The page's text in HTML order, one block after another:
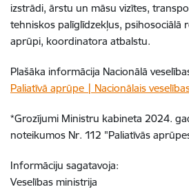
izstrādi, ārstu un māsu vizītes,
tehniskos palīglīdzekļus, psihosociālā
aprūpi, koordinatora atbalstu.
Plašāka informācija Nacionālā
Paliatīvā aprūpe | Nacionālais
*Grozījumi Ministru kabineta 2024.
noteikumos Nr. 112 "Paliatīvās
Informāciju sagatavoja:
Veselības ministrija